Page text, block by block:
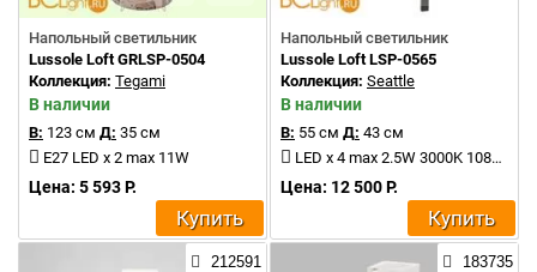
Напольный светильник
Lussole Loft GRLSP-0504
Коллекция: Tegami
В наличии
В: 123 см Д: 35 см
E27 LED x 2 max 11W
Цена: 5 593 Р.
Купить
Напольный светильник
Lussole Loft LSP-0565
Коллекция: Seattle
В наличии
В: 55 см Д: 43 см
LED x 4 max 2.5W 3000K 1080Lm
Цена: 12 500 Р.
Купить
212591 183735